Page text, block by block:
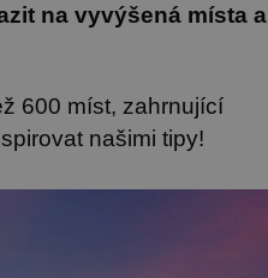
na vyvýšená místa a
600 míst, zahrnující
našimi tipy!